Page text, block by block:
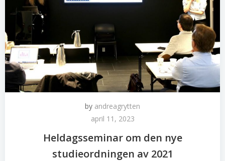
by andreagrytten
april 11, 2023
Heldagsseminar om den nye
studieordningen av 2021